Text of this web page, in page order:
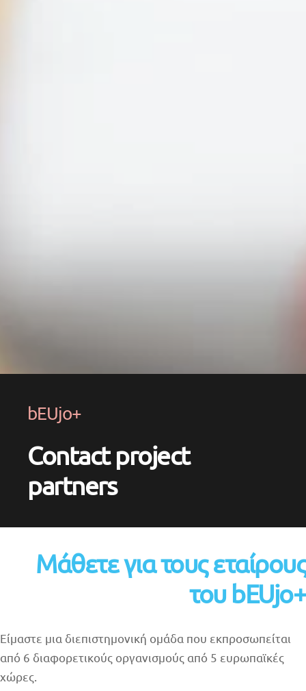
bEUjo+
Contact project
partners
Μάθετε για τους εταίρους
του bEUjo+
Είμαστε μια διεπιστημονική ομάδα που εκπροσωπείται
από 6 διαφορετικούς οργανισμούς από 5 ευρωπαϊκές
χώρες.